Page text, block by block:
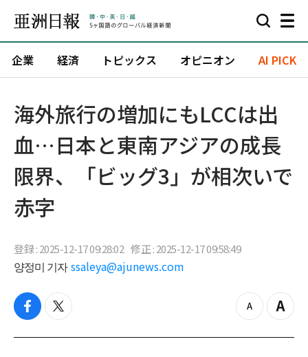
企業 経済 トピックス オピニオン AI PICK
海外旅行の増加にもLCCは出
血…日本と東南アジアの成長
限界、「ビッグ3」が相次いで
赤字
登録 : 2025-12-17 09:28:02 修正 : 2025-12-17 09:58:49
양정미 기자 ssaleya@ajunews.com
f
c
t
i
z
o
Z
o